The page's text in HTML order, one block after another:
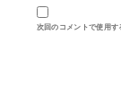
次回のコメントで使用す